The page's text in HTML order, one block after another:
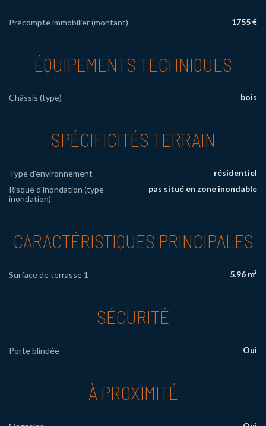
Précompte immobilier (montant) 1755 €
ÉQUIPEMENTS TECHNIQUES
Châssis (type) bois
SPÉCIFICITÉS TERRAIN
Type d'environnement
résidentiel
Risque d'inondation (type
inondation)
pas situé en zone inondable
CARACTÉRISTIQUES PRINCIPALES
Surface de terrasse 1 5.96 m²
SÉCURITÉ
Porte blindée Oui
À PROXIMITÉ